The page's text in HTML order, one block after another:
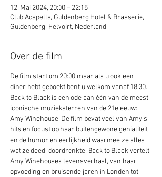
12. Mai 2024, 20:00 – 22:15
Club Acapella, Guldenberg Hotel & Brasserie,
Guldenberg, Helvoirt, Nederland
Over de film
De film start om 20:00 maar als u ook een
diner hebt geboekt bent u welkom vanaf 18:30.
Back to Black is een ode aan één van de meest
iconische muzieksterren van de 21e eeuw:
Amy Winehouse. De film bevat veel van Amy's
hits en focust op haar buitengewone genialiteit
en de humor en eerlijkheid waarmee ze alles
wat ze deed, doordrenkte. Back to Black vertelt
Amy Winehouses levensverhaal, van haar
opvoeding en bruisende jaren in Londen tot